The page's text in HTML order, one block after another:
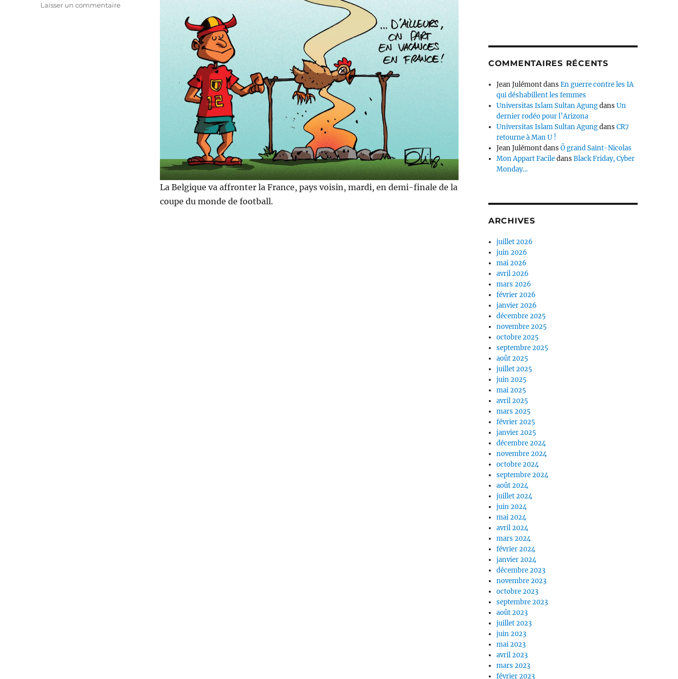
La Belgique va affronter la France, pays voisin, mardi, en demi-finale de la
coupe du monde de football.
Laisser un commentairesur
COMMENTAIRES RÉCENTS
Jean JulémontdansEn guerre contre les IA
qui déshabillent les femmes
Universitas Islam Sultan AgungdansUn
dernier rodéo pour l’Arizona
Universitas Islam Sultan AgungdansCR7
retourne à Man U !
Jean JulémontdansÔ grand Saint-Nicolas
Mon Appart FaciledansBlack Friday, Cyber
Monday…
ARCHIVES
juillet 2026
juin 2026
mai 2026
avril 2026
mars 2026
février 2026
janvier 2026
décembre 2025
novembre 2025
octobre 2025
septembre 2025
août 2025
juillet 2025
juin 2025
mai 2025
avril 2025
mars 2025
février 2025
janvier 2025
décembre 2024
novembre 2024
octobre 2024
septembre 2024
août 2024
juillet 2024
juin 2024
mai 2024
avril 2024
mars 2024
février 2024
janvier 2024
décembre 2023
novembre 2023
octobre 2023
septembre 2023
août 2023
juillet 2023
juin 2023
mai 2023
avril 2023
mars 2023
février 2023